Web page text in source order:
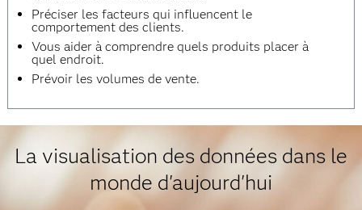
Préciser les facteurs qui influencent le
comportement des clients.
Vous aider à comprendre quels produits placer à
quel endroit.
Prévoir les volumes de vente.
La visualisation des données dans le
monde d'aujourd'hui